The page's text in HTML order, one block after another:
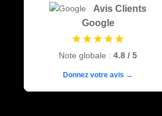
Avis Clients
Google
★★★★★
Note globale : 4.8 / 5
Donnez votre avis →